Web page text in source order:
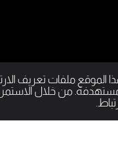
الموقع ملفات تعريف
من خلال